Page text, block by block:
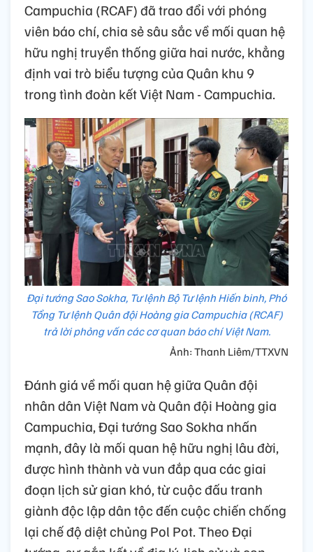
Campuchia (RCAF) đã trao đổi với phóng
viên báo chí, chia sẻ sâu sắc về mối quan hệ
hữu nghị truyền thống giữa hai nước, khẳng
định vai trò biểu tượng của Quân khu 9
trong tình đoàn kết Việt Nam - Campuchia.
Đại tướng Sao Sokha, Tư lệnh Bộ Tư lệnh Hiến binh, Phó
Tổng Tư lệnh Quân đội Hoàng gia Campuchia (RCAF)
trả lời phỏng vấn các cơ quan báo chí Việt Nam.
Ảnh: Thanh Liêm/TTXVN
Đánh giá về mối quan hệ giữa Quân đội
nhân dân Việt Nam và Quân đội Hoàng gia
Campuchia, Đại tướng Sao Sokha nhấn
mạnh, đây là mối quan hệ hữu nghị lâu đời,
được hình thành và vun đắp qua các giai
đoạn lịch sử gian khó, từ cuộc đấu tranh
giành độc lập dân tộc đến cuộc chiến chống
lại chế độ diệt chủng Pol Pot. Theo Đại